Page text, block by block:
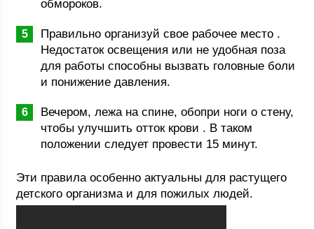
обмороков.
Правильно организуй свое рабочее место .
Недостаток освещения или не удобная поза
для работы способны вызвать головные боли
и понижение давления.
Вечером, лежа на спине, обопри ноги о стену,
чтобы улучшить отток крови . В таком
положении следует провести 15 минут.
Эти правила особенно актуальны для растущего
детского организма и для пожилых людей.